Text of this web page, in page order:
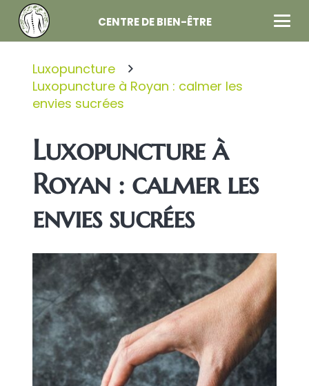
CENTRE DE BIEN-ÊTRE
Luxopuncture
Luxopuncture à Royan : calmer les
envies sucrées
Luxopuncture à
Royan : calmer les
envies sucrées